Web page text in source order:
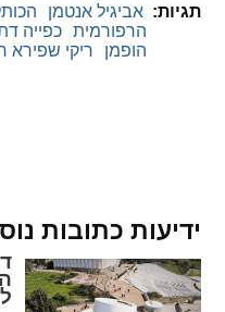
תגיות: אביגיל אנטמן
הרפורמית
כפייה
הופמן
ריקי שפירא
ידיעות כתובות